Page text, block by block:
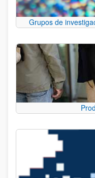
Grupos de